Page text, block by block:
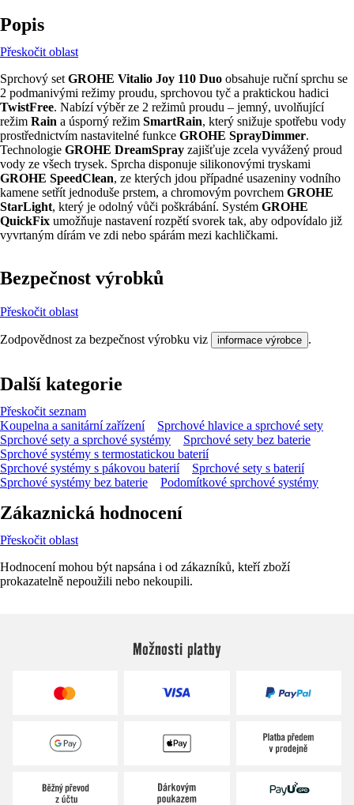
Popis
Přeskočit oblast
Sprchový set GROHE Vitalio Joy 110 Duo obsahuje ruční sprchu se
2 podmanivými režimy proudu, sprchovou tyč a praktickou hadici
TwistFree. Nabízí výběr ze 2 režimů proudu – jemný, uvolňující
režim Rain a úsporný režim SmartRain, který snižuje spotřebu vody
prostřednictvím nastavitelné funkce GROHE SprayDimmer.
Technologie GROHE DreamSpray zajišťuje zcela vyvážený proud
vody ze všech trysek. Sprcha disponuje silikonovými tryskami
GROHE SpeedClean, ze kterých jdou případné usazeniny vodního
kamene setřít jednoduše prstem, a chromovým povrchem GROHE
StarLight, který je odolný vůči poškrábání. Systém GROHE
QuickFix umožňuje nastavení rozpětí svorek tak, aby odpovídalo již
vyvrtaným dírám ve zdi nebo spárám mezi kachličkami.
Bezpečnost výrobků
Přeskočit oblast
Zodpovědnost za bezpečnost výrobku viz informace výrobce .
Další kategorie
Přeskočit seznam
Koupelna a sanitární zařízení
Sprchové hlavice a sprchové sety
Sprchové sety a sprchové systémy
Sprchové sety bez baterie
Sprchové systémy s termostatickou baterií
Sprchové systémy s pákovou baterií
Sprchové sety s baterií
Sprchové systémy bez baterie
Podomítkové sprchové systémy
Zákaznická hodnocení
Přeskočit oblast
Hodnocení mohou být napsána i od zákazníků, kteří zboží
prokazatelně nepoužili nebo nekoupili.
Možnosti platby